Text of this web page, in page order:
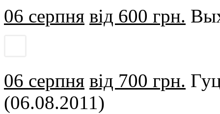
06 серпня від 600 грн.
06 серпня від 700 грн.
(06.08.2011)